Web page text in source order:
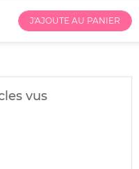
J'AJOUTE AU PANIER
vus